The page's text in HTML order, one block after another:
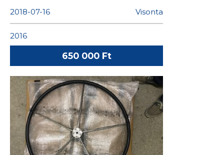
2018-07-16 Visonta
2016
650 000 Ft